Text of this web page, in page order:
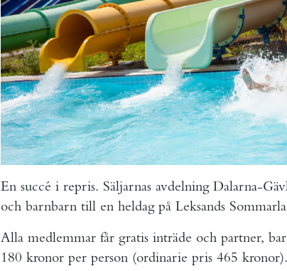
En succé i repris. Säljarnas avdelning Dalarna-
och barnbarn till en heldag på Leksands
Alla medlemmar får gratis inträde och partner,
180 kronor per person (ordinarie pris 465 kronor).